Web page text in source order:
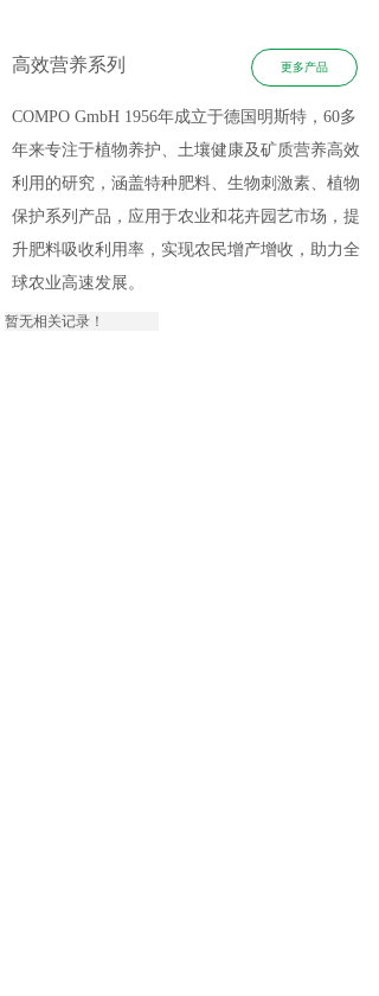
更多产品
高效营养系列
COMPO GmbH 1956年成立于德国明斯特，60多
年来专注于植物养护、土壤健康及矿质营养高效
利用的研究，涵盖特种肥料、生物刺激素、植物
保护系列产品，应用于农业和花卉园艺市场，提
升肥料吸收利用率，实现农民增产增收，助力全
球农业高速发展。
暂无相关记录！